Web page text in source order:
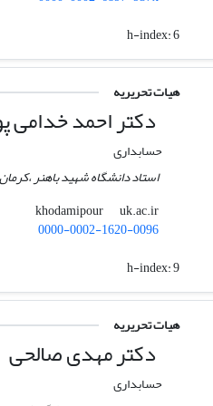
h-index:6
هیات تحریریه
دکتر احمد خدامی
حسابداری
استاد دانشگاه شهید باهنر
khodamipour
uk.ac.ir
0000-0002-1620-0096
h-index:9
هیات تحریریه
دکتر مهدی صالحی
حسابداری